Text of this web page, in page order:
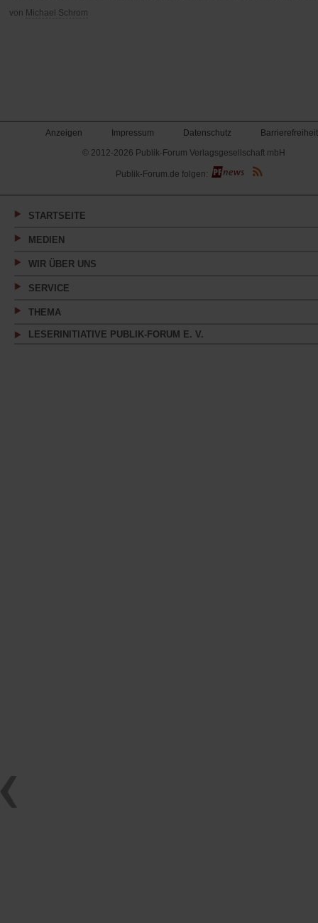
von Michael Schrom
Anzeigen Impressum Datenschutz
Barrierefreiheit
© 2012-2026 Publik-Forum Verlagsgesellschaft mbH
(Öffnet
in
neuen
Publik-Forum.de folgen:
STARTSEITE
MEDIEN
WIR ÜBER UNS
SERVICE
THEMA
LESERINITIATIVE PUBLIK-FORUM E. V.